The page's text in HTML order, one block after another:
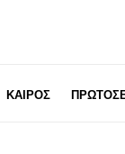
ΚΑΙΡΟΣ